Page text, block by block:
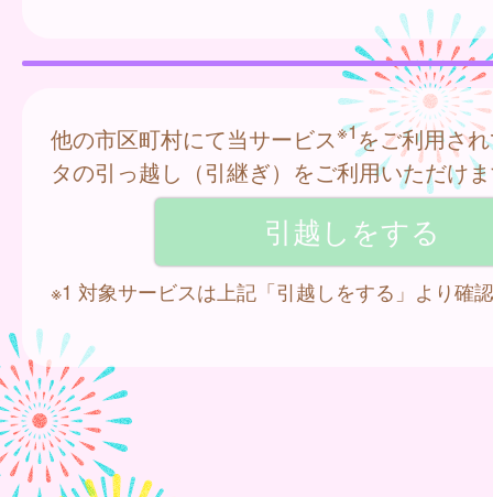
他の市区町村にて当サービス※1をご利用さ
タの引っ越し（引継ぎ）をご利用いただけ
※1 対象サービスは上記「引越しをする」より確